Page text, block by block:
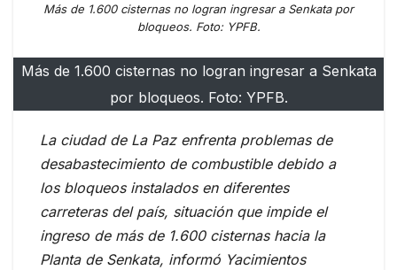
Más de 1.600 cisternas no logran ingresar a Senkata por
bloqueos. Foto: YPFB.
Más de 1.600 cisternas no logran ingresar a Senkata
por bloqueos. Foto: YPFB.
La ciudad de La Paz enfrenta problemas de
desabastecimiento de combustible debido a
los bloqueos instalados en diferentes
carreteras del país, situación que impide el
ingreso de más de 1.600 cisternas hacia la
Planta de Senkata, informó Yacimientos